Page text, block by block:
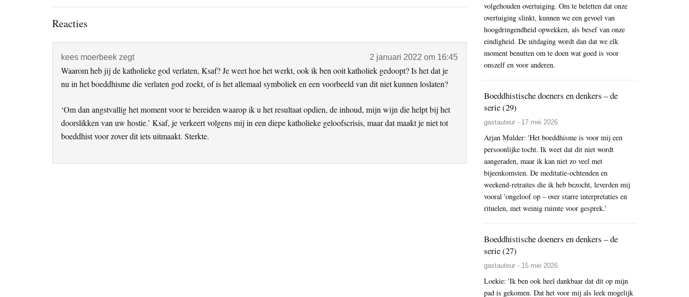
Lees
Reacties
kees moerbeek zegt 2 januari 2022 om 16:45
Waarom heb jij de katholieke god verlaten, Ksaf? Je weet hoe het werkt, ook ik ben ooit katholiek gedoopt? Is het dat je
nu in het boeddhisme die verlaten god zoekt, of is het allemaal symboliek en een voorbeeld van dit niet kunnen loslaten?
‘Om dan angstvallig het moment voor te bereiden waarop ik u het resultaat opdien, de inhoud, mijn wijn die helpt bij het
doorslikken van uw hostie.’ Ksaf, je verkeert volgens mij in een diepe katholieke geloofscrisis, maar dat maakt je niet tot
boeddhist voor zover dit iets uitmaakt. Sterkte.
volgehouden overtuiging. Om te beletten dat onze
overtuiging slinkt, kunnen we een gevoel van
hoogdringendheid opwekken, als besef van onze
eindigheid. De uitdaging wordt dan dat we elk
moment benutten om te doen wat goed is voor
onszelf en voor anderen.
Boeddhistische doeners en denkers – de
serie (29)
gastauteur - 17 mei 2026
Arjan Mulder: 'Het boeddhisme is voor mij een
persoonlijke tocht. Ik weet dat dit niet wordt
aangeraden, maar ik kan niet zo veel met
bijeenkomsten. De meditatie-ochtenden en
weekend-retraites die ik heb bezocht, leverden mij
vooral 'ongeloof op – over starre interpretaties en
rituelen, met weinig ruimte voor gesprek.'
Boeddhistische doeners en denkers – de
serie (27)
gastauteur - 15 mei 2026
Loekie: 'Ik ben ook heel dankbaar dat dit op mijn
pad is gekomen. Dat het voor mij als leek mogelijk